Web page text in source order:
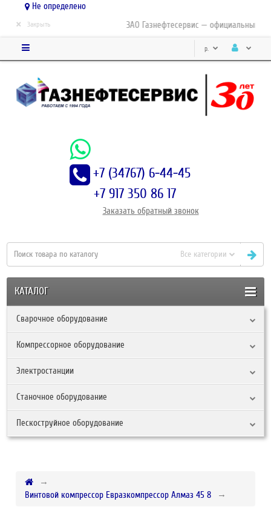
Не определено
ЗАО Газнефтесервис — официальный
× Закрыть
р.
+7 (34767) 6-44-45
+7 917 350 86 17
Заказать обратный звонок
Все категории
КАТАЛОГ
Сварочное оборудование
Компрессорное оборудование
Электростанции
Станочное оборудование
Пескоструйное оборудование
Винтовой компрессор Евразкомпрессор Алмаз 45 8